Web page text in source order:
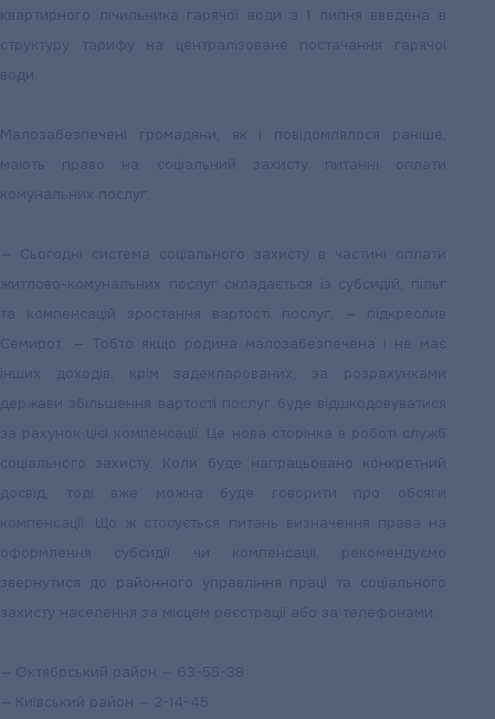
квартирного лічильника гарячої води з 1 липня введена в
структуру тарифу на централізоване постачання гарячої
води.
Малозабезпечені громадяни, як і повідомлялося раніше,
мають право на соціальний захисту питанні оплати
комунальних послуг.
— Сьогодні система соціального захисту в частині оплати
житлово-комунальних послуг складається із субсидій, пільг
та компенсацій зростання вартості послуг, — підкреслив
Семирот. — Тобто якщо родина малозабезпечена і не має
інших доходів, крім задекларованих, за розрахунками
держави збільшення вартості послуг буде відшкодовуватися
за рахунок цієї компенсації. Це нова сторінка в роботі служб
соціального захисту. Коли буде напрацьовано конкретний
досвід, тоді вже можна буде говорити про обсяги
компенсації. Що ж стосується питань визначення права на
оформлення субсидії чи компенсації, рекомендуємо
звернутися до районного управління праці та соціального
захисту населення за місцем реєстрації або за телефонами:
— Октябрський район — 63-55-38
— Київський район — 2-14-45